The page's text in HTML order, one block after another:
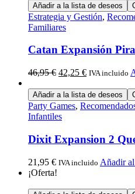
Añadir a la lista de deseos
Estrategia y Gestión,
Familiares
Catan Expansión
46,95€ 42,25 € IVA incluido
Añadir a la lista de deseos
Party Games,
Infantiles
Dixit Expansion 2
21,95 € IVA incluido Añadir
¡Oferta!